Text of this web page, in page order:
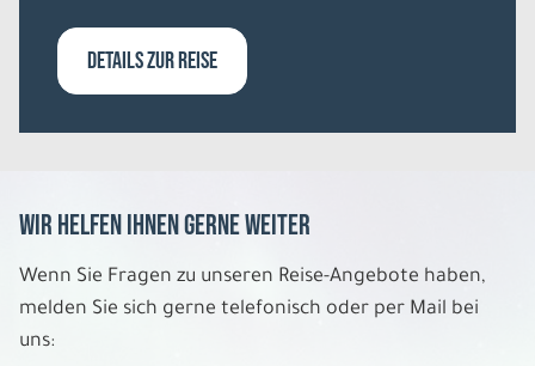
Einzelzimmer Standard DU/WC
Belegung: 1
8 Tage
DETAILS ZUR REISE
Wir helfen Ihnen gerne weiter
Wenn Sie Fragen zu unseren Reise-Angebote haben,
melden Sie sich gerne telefonisch oder per Mail bei
uns: